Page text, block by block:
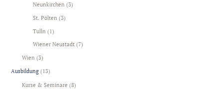
Neunkirchen (3)
St. Pölten (3)
Tulln (1)
Wiener Neustadt (7)
Wien (3)
Ausbildung (13)
Kurse & Seminare (8)